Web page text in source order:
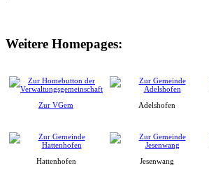
Weitere Homepages:
Zur VGem Adelshofen
Hattenhofen Jesenwang